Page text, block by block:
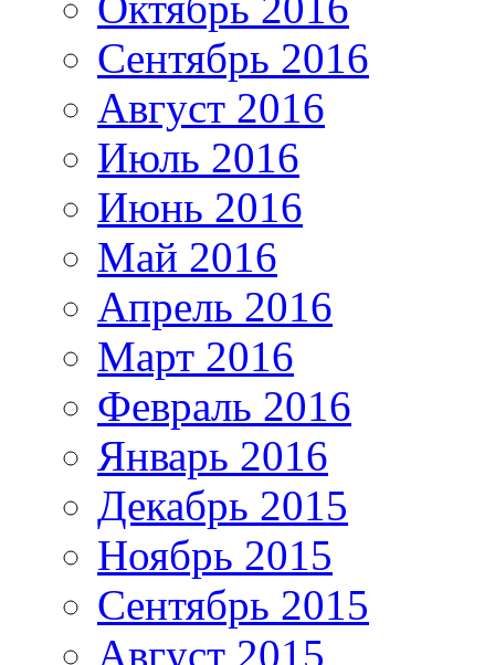
Сентябрь 2016
Август 2016
Июль 2016
Июнь 2016
Май 2016
Апрель 2016
Март 2016
Февраль 2016
Январь 2016
Декабрь 2015
Ноябрь 2015
Сентябрь 2015
Август 2015